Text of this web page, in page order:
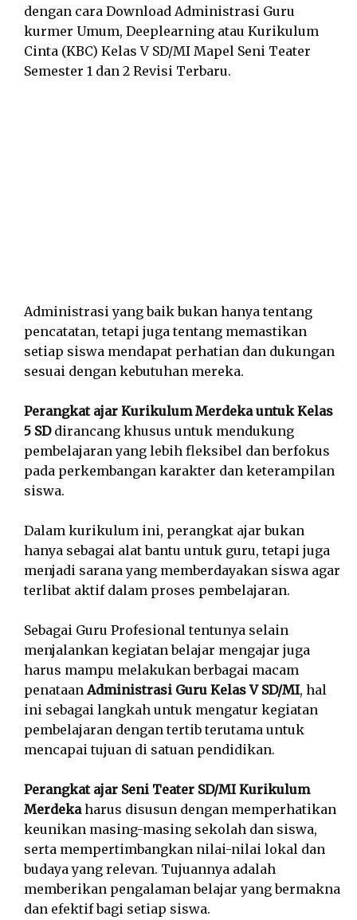
dengan cara Download Administrasi Guru
kurmer Umum, Deeplearning atau Kurikulum
Cinta (KBC) Kelas V SD/MI Mapel Seni Teater
Semester 1 dan 2 Revisi Terbaru.
Administrasi yang baik bukan hanya tentang
pencatatan, tetapi juga tentang memastikan
setiap siswa mendapat perhatian dan dukungan
sesuai dengan kebutuhan mereka.
Perangkat ajar Kurikulum Merdeka untuk Kelas
5 SDdirancang khusus untuk mendukung
pembelajaran yang lebih fleksibel dan berfokus
pada perkembangan karakter dan keterampilan
siswa.
Dalam kurikulum ini, perangkat ajar bukan
hanya sebagai alat bantu untuk guru, tetapi juga
menjadi sarana yang memberdayakan siswa agar
terlibat aktif dalam proses pembelajaran.
Sebagai Guru Profesional tentunya selain
menjalankan kegiatan belajar mengajar juga
harus mampu melakukan berbagai macam
penataanAdministrasi Guru Kelas V SD/MI, hal
ini sebagai langkah untuk mengatur kegiatan
pembelajaran dengan tertib terutama untuk
mencapai tujuan di satuan pendidikan.
Perangkat ajar Seni Teater SD/MI Kurikulum
Merdekaharus disusun dengan memperhatikan
keunikan masing-masing sekolah dan siswa,
serta mempertimbangkan nilai-nilai lokal dan
budaya yang relevan. Tujuannya adalah
memberikan pengalaman belajar yang bermakna
dan efektif bagi setiap siswa.